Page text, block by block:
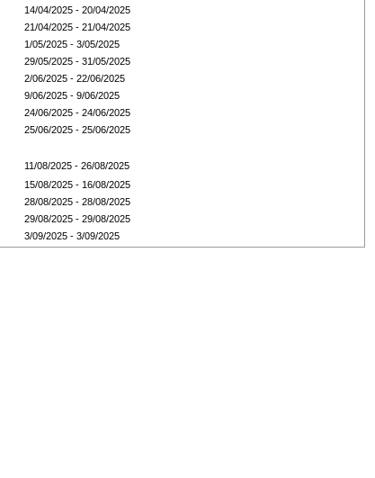
14/04/2025 - 20/04/2025
21/04/2025 - 21/04/2025
1/05/2025 - 3/05/2025
29/05/2025 - 31/05/2025
2/06/2025 - 22/06/2025
9/06/2025 - 9/06/2025
24/06/2025 - 24/06/2025
25/06/2025 - 25/06/2025
11/08/2025 - 26/08/2025
15/08/2025 - 16/08/2025
28/08/2025 - 28/08/2025
29/08/2025 - 29/08/2025
3/09/2025 - 3/09/2025